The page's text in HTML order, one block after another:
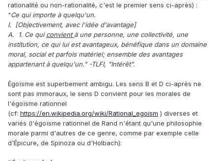
rationalité ou non-rationalité, c'est le premier sens ci-après) :
"Ce qui importe à quelqu'un.
I. [Objectivement, avec l'idée d'avantage]
A. 1. Ce quiconvientà une personne, une collectivité, une
institution, ce qui lui est avantageux, bénéfique dans un domaine
moral, social et parfois matériel; ensemble des avantages
appartenant à quelqu'un." -TLFI, "Intérêt".
Égoïsme est superbement ambigu. Les sens B et D ci-après ne
sont pas immoraux, le sens D convient pour les morales de
l'égoïsme rationnel
(cf: https://en.wikipedia.org/wiki/Rational_egoism ) diverses et
variés (l'égoïsme rationnel de Rand n'étant qu'une philosophie
morale parmi d'autres de ce genre, comme par exemple celle
d'Épicure, de Spinoza ou d'Holbach):